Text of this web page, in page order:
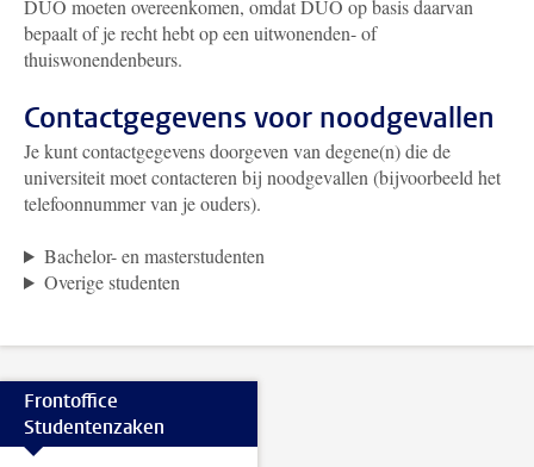
DUO moeten overeenkomen, omdat DUO op basis daarvan
bepaalt of je recht hebt op een uitwonenden- of
thuiswonendenbeurs.
Contactgegevens voor noodgevallen
Je kunt contactgegevens doorgeven van degene(n) die de
universiteit moet contacteren bij noodgevallen (bijvoorbeeld het
telefoonnummer van je ouders).
Bachelor- en masterstudenten
Overige studenten
Frontoffice
Studentenzaken